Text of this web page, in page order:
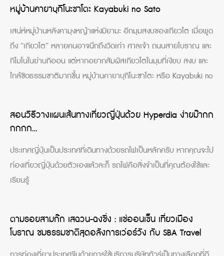
หมู่บ้านคายาบุกิโนะซาโตะ Kayabuki no Sato
เสน่ห์หมู่บ้านหลังคามุงหญ้าแห่งมิยามะ อีกมุมสงบของเกียวโต เมื่อพูด
ถึง “เกียวโต” หลายคนอาจนึกถึงวัดเก่า ศาลเจ้า ถนนสายโบราณ และ
กิโมโนในย่านกิออน แต่หากอยากสัมผัสเกียวโตในมุมที่เงียบ สงบ และ
ใกล้ชิดธรรมชาติมากขึ้น หมู่บ้านคายาบุกิโนะซาโตะ หรือ Kayabuki no
สอนวิธีวางแผนเส้นทางเที่ยวญี่ปุ่นด้วย Hyperdia ง่ายม๊ากก
กกกก…
ประเทศญี่ปุ่นเป็นประเทศที่เดินทางด้วยรถไฟเป็นหลักครับ หากคุณจะไป
ท่องเที่ยวญี่ปุ่นด้วยตัวเองแล้วละก็ รถไฟคือสิ่งจำเป็นที่คุณต้องใช้และ
เรียนรู้
ตามรอยสามก๊ก เสฉวน-ฉงชิ่ง : แช่ออนเซ็น เที่ยวเมือง
โบราณ ชมธรรมชาติสุดอลังการเว่อร์วัง กับ SBA Travel